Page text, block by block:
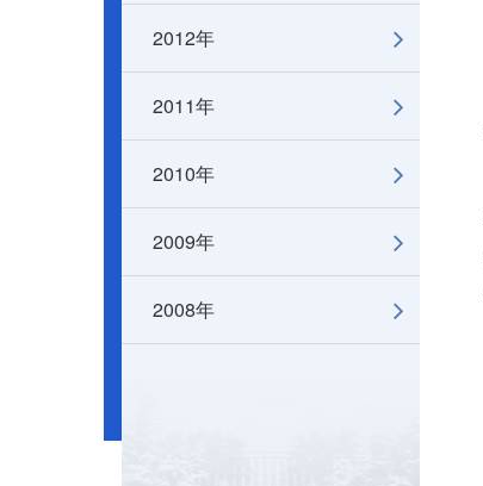
2012年
2011年
2010年
2009年
2008年